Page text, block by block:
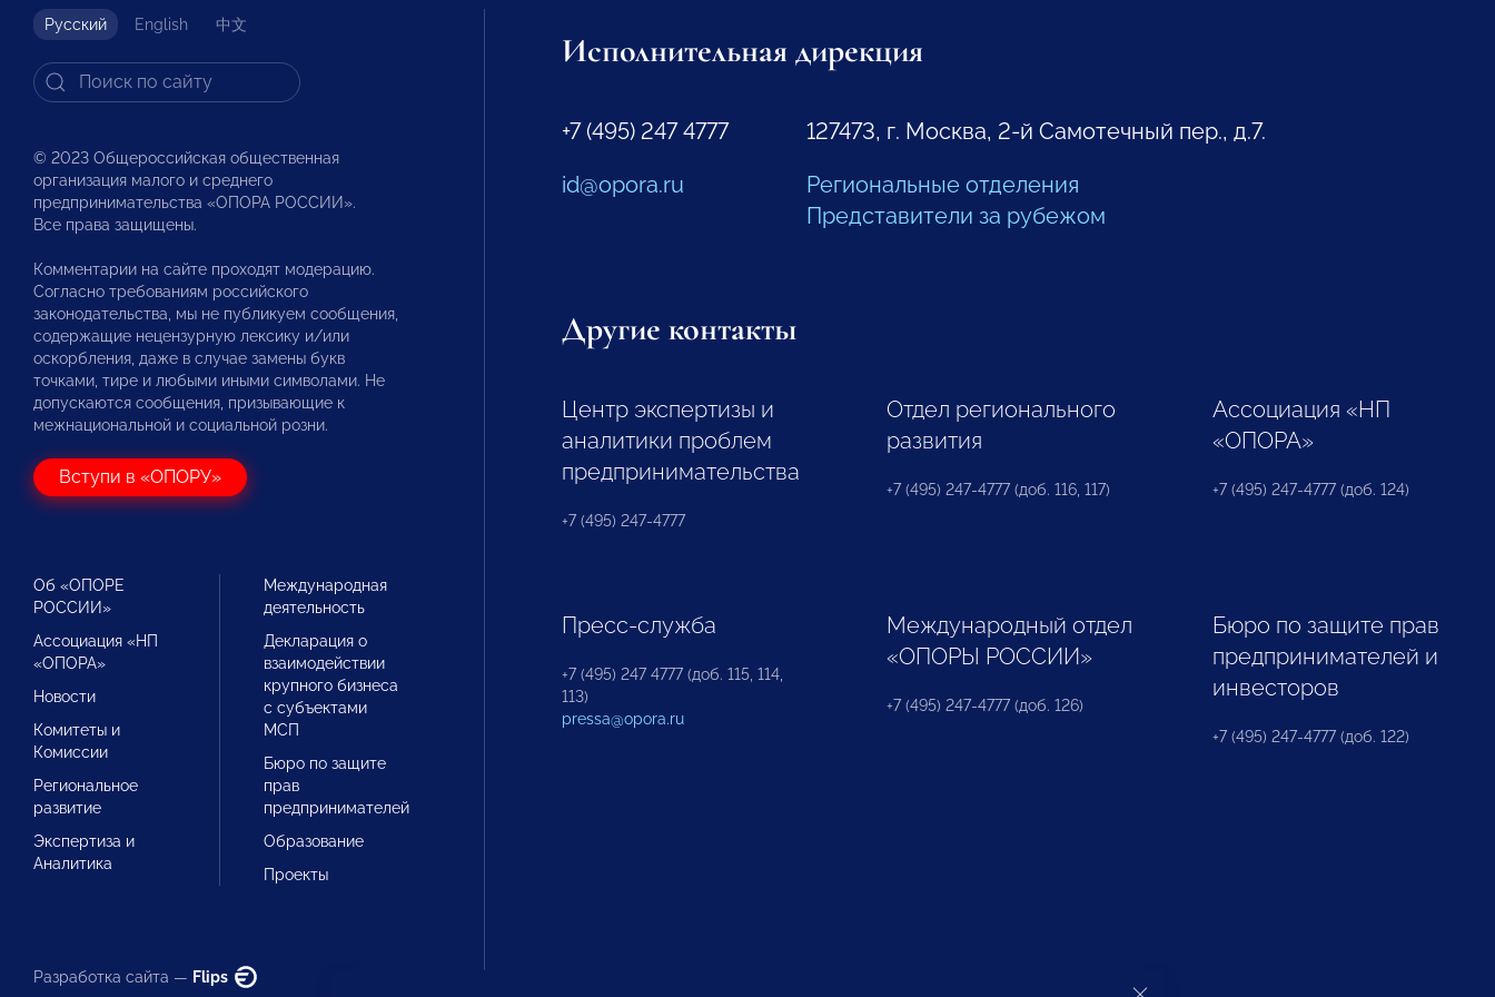
Русский English 中文
© 2023 Общероссийская общественная
организация малого и среднего
предпринимательства «ОПОРА РОССИИ».
Все права защищены.
Комментарии на сайте проходят модерацию.
Согласно требованиям российского
законодательства, мы не публикуем сообщения,
содержащие нецензурную лексику и/или
оскорбления, даже в случае замены букв
точками, тире и любыми иными символами. Не
допускаются сообщения, призывающие к
межнациональной и социальной розни.
Вступи в «ОПОРУ»
Об «ОПОРЕ
РОССИИ»
Ассоциация «НП
«ОПОРА»
Новости
Комитеты и
Комиссии
Региональное
развитие
Экспертиза и
Аналитика
Международная
деятельность
Декларация о
взаимодействии
крупного бизнеса
с субъектами
МСП
Бюро по защите
прав
предпринимателей
Образование
Проекты
Разработка сайта — Flips
Исполнительная дирекция
+7 (495) 247 4777
id@opora.ru
127473, г. Москва, 2-й Самотечный пер., д.7.
Региональные отделения
Представители за рубежом
Другие контакты
Центр экспертизы и
аналитики проблем
предпринимательства
+7 (495) 247-4777
Отдел регионального
развития
+7 (495) 247-4777 (доб. 116, 117)
Ассоциация «НП
«ОПОРА»
+7 (495) 247-4777 (доб. 124)
Пресс-служба
+7 (495) 247 4777 (доб. 115, 114,
113)
pressa@opora.ru
Международный отдел
«ОПОРЫ РОССИИ»
+7 (495) 247-4777 (доб. 126)
Бюро по защите прав
предпринимателей и
инвесторов
+7 (495) 247-4777 (доб. 122)